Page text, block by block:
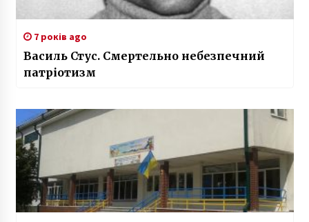
7 років ago
Василь Стус. Смертельно небезпечний
патріотизм